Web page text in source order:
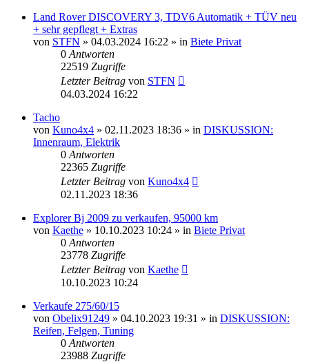
Land Rover DISCOVERY 3, TDV6 Automatik + TÜV neu
+ sehr gepflegt + Extras
von STFN » 04.03.2024 16:22 » in Biete Privat
0 Antworten
22519 Zugriffe
Letzter Beitrag von STFN
04.03.2024 16:22
Tacho
von Kuno4x4 » 02.11.2023 18:36 » in DISKUSSION:
Innenraum, Elektrik
0 Antworten
22365 Zugriffe
Letzter Beitrag von Kuno4x4
02.11.2023 18:36
Explorer Bj 2009 zu verkaufen, 95000 km
von Kaethe » 10.10.2023 10:24 » in Biete Privat
0 Antworten
23778 Zugriffe
Letzter Beitrag von Kaethe
10.10.2023 10:24
Verkaufe 275/60/15
von Obelix91249 » 04.10.2023 19:31 » in DISKUSSION:
Reifen, Felgen, Tuning
0 Antworten
23988 Zugriffe